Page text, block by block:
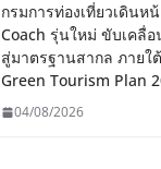
กรมการท่องเที่ยวเดินห
Coach รุ่นใหม่ ขับเคลื่อ
สู่มาตรฐานสากล ภายใ
Green Tourism Plan
04/08/2026